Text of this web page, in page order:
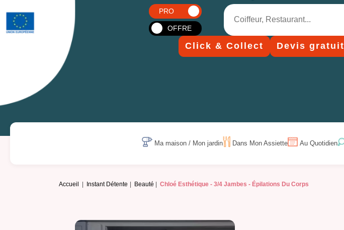
PRO
OFFRE
Click & Collect Devis gratuit
Ma maison / Mon jardin Dans Mon Assiette Au Quotidien
Accueil Instant Détente Beauté Chloé Esthétique -3/4 Jambes - Épilations Du Corps